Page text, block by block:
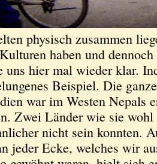
physisch zusammen
haben und
uns hier mal wieder klar.
Beispiel. Die
war im Westen Nepals
Zwei Länder wie sie
nicht sein konnten.
jeder Ecke, welches wir